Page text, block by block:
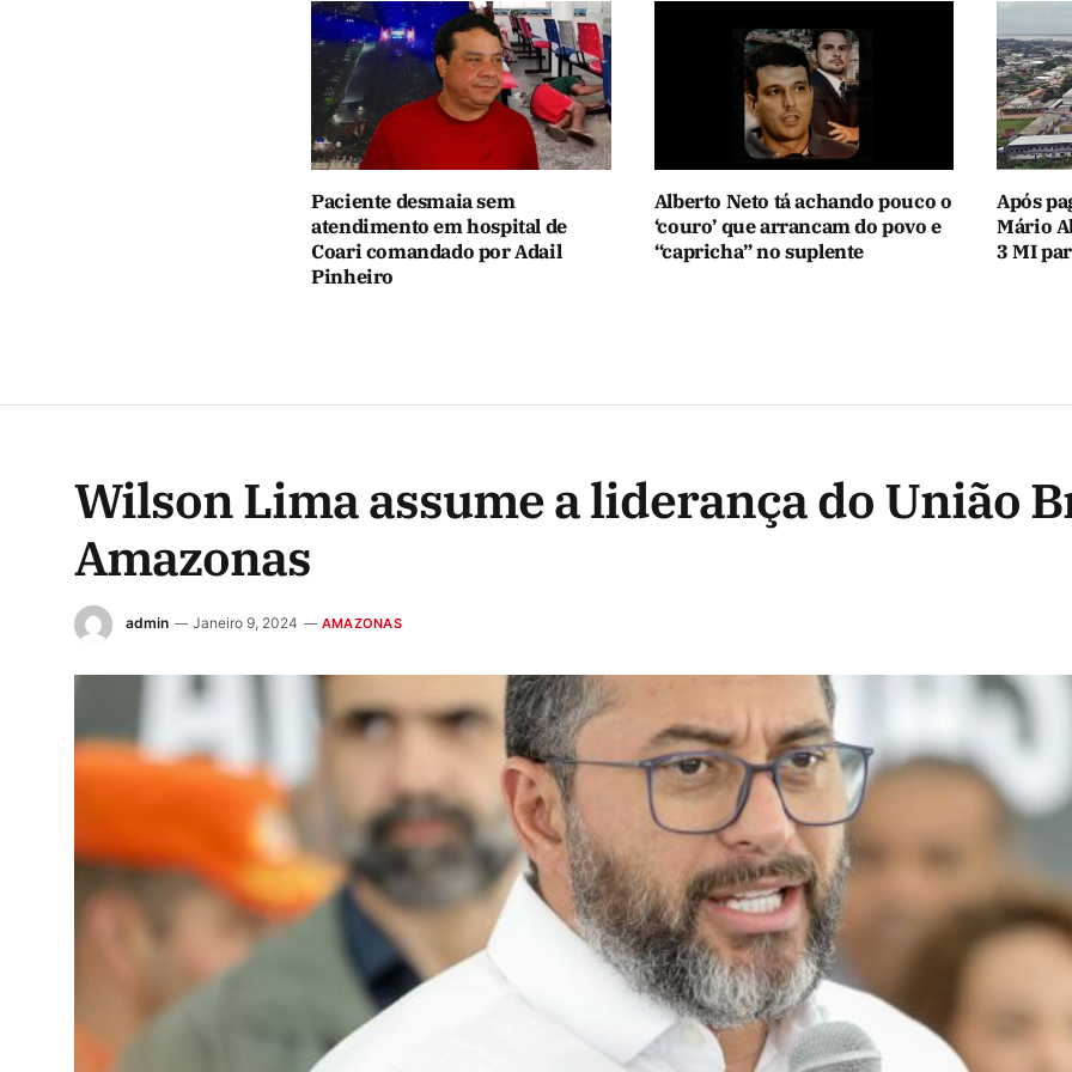
Paciente desmaia sem
atendimento em hospital de
Coari comandado por Adail
Pinheiro
Alberto Neto tá achando pouco o
‘couro’ que arrancam do povo e
“capricha” no suplente
Após
Mário
3 MI
Wilson Lima assume a liderança do União
Amazonas
admin Janeiro 9, 2024 AMAZONAS